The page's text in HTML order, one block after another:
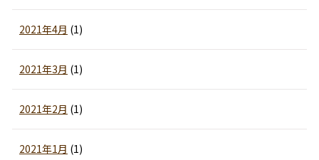
2021年4月 (1)
2021年3月 (1)
2021年2月 (1)
2021年1月 (1)